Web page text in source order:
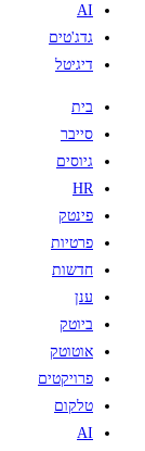
AI
גדג'טים
דיגיטל
בית
סייבר
גיוסים
HR
פינטק
פרטיות
חדשות
ענן
ביוטק
אוטוטק
פרויקטים
טלקום
AI